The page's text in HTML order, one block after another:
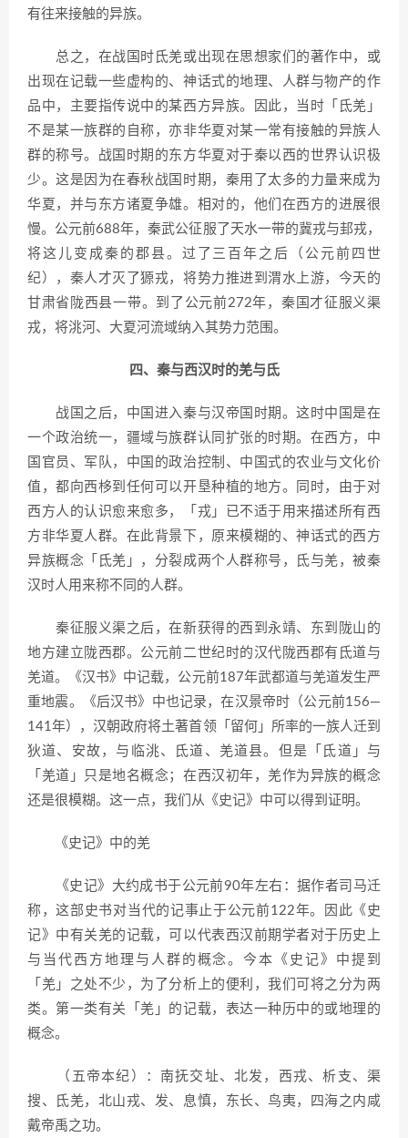
有往来接触的异族。
总之，在战国时氐羌或出现在思想家们的著作中，或
出现在记载一些虚构的、神话式的地理、人群与物产的作
品中，主要指传说中的某西方异族。因此，当时「氐羌」
不是某一族群的自称，亦非华夏对某一常有接触的异族人
群的称号。战国时期的东方华夏对于秦以西的世界认识极
少。这是因为在春秋战国时期，秦用了太多的力量来成为
华夏，并与东方诸夏争雄。相对的，他们在西方的进展很
慢。公元前688年，秦武公征服了天水一带的冀戎与邽戎，
将这儿变成秦的郡县。过了三百年之后（公元前四世
纪），秦人才灭了獂戎，将势力推进到渭水上游，今天的
甘肃省陇西县一带。到了公元前272年，秦国才征服义渠
戎，将洮河、大夏河流域纳入其势力范围。
四、秦与西汉时的羌与氐
战国之后，中国进入秦与汉帝国时期。这时中国是在
一个政治统一，疆域与族群认同扩张的时期。在西方，中
国官员、军队，中国的政治控制、中国式的农业与文化价
值，都向西栘到任何可以开垦种植的地方。同时，由于对
西方人的认识愈来愈多，「戎」已不适于用来描述所有西
方非华夏人群。在此背景下，原来模糊的、神话式的西方
异族概念「氐羌」，分裂成两个人群称号，氐与羌，被秦
汉时人用来称不同的人群。
秦征服义渠之后，在新获得的西到永靖、东到陇山的
地方建立陇西郡。公元前二世纪时的汉代陇西郡有氐道与
羌道。《汉书》中记载，公元前187年武都道与羌道发生严
重地震。《后汉书》中也记录，在汉景帝时（公元前156—
141年），汉朝政府将土著首领「留何」所率的一族人迁到
狄道、安故，与临洮、氐道、羌道县。但是「氐道」与
「羌道」只是地名概念；在西汉初年，羌作为异族的概念
还是很模糊。这一点，我们从《史记》中可以得到证明。
《史记》中的羌
《史记》大约成书于公元前90年左右：据作者司马迁
称，这部史书对当代的记事止于公元前122年。因此《史
记》中有关羌的记载，可以代表西汉前期学者对于历史上
与当代西方地理与人群的概念。今本《史记》中提到
「羌」之处不少，为了分析上的便利，我们可将之分为两
类。第一类有关「羌」的记载，表达一种历中的或地理的
概念。
（五帝本纪）：南抚交址、北发，西戎、析支、渠
搜、氐羌，北山戎、发、息慎，东长、鸟夷，四海之内咸
戴帝禹之功。